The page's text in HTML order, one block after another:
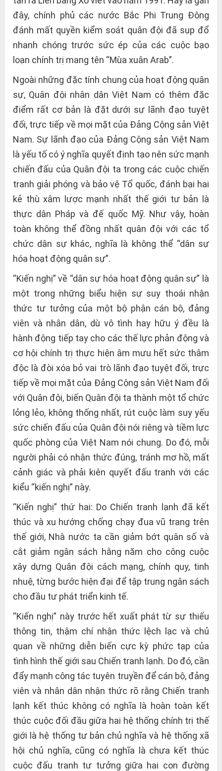
đây, chính phủ các nước Bắc Phi Trung Đông
đánh mất quyền kiểm soát quân đội đã sụp đổ
nhanh chóng trước sức ép của các cuộc bạo
loạn chính trị mang tên “Mùa xuân Arab”.
Ngoài những đặc tính chung của hoạt động quân
sự, Quân đội nhân dân Việt Nam có thêm đặc
điểm rất cơ bản là đặt dưới sự lãnh đạo tuyệt
đối, trực tiếp về mọi mặt của Đảng Cộng sản Việt
Nam. Sự lãnh đạo của Đảng Cộng sản Việt Nam
là yếu tố có ý nghĩa quyết định tạo nên sức mạnh
chiến đấu của Quân đội ta trong các cuộc chiến
tranh giải phóng và bảo vệ Tổ quốc, đánh bại hai
kẻ thù xâm lược mạnh nhất thế giới tư bản là
thực dân Pháp và đế quốc Mỹ. Như vậy, hoàn
toàn không thể đồng nhất quân đội với các tổ
chức dân sự khác, nghĩa là không thể “dân sự
hóa hoạt động quân sự”.
“Kiến nghị” về “dân sự hóa hoạt động quân sự” là
một trong những biểu hiện sự suy thoái nhận
thức tư tưởng của một bộ phận cán bộ, đảng
viên và nhân dân, dù vô tình hay hữu ý đều là
hành động tiếp tay cho các thế lực phản động và
cơ hội chính trị thực hiện âm mưu hết sức thâm
độc là đòi xóa bỏ vai trò lãnh đạo tuyệt đối, trực
tiếp về mọi mặt của Đảng Cộng sản Việt Nam đối
với Quân đội, biến Quân đội ta thành một tổ chức
lỏng lẻo, không thống nhất, rút cuộc làm suy yếu
sức chiến đấu của Quân đội nói riêng và tiềm lực
quốc phòng của Việt Nam nói chung. Do đó, mỗi
người phải có nhận thức đúng, tránh mơ hồ, mất
cảnh giác và phải kiên quyết đấu tranh với các
kiểu “kiến nghị” này.
“Kiến nghị” thứ hai: Do Chiến tranh lạnh đã kết
thúc và xu hướng chống chạy đua vũ trang trên
thế giới, Nhà nước ta cần giảm bớt quân số và
cắt giảm ngân sách hằng năm cho công cuộc
xây dựng Quân đội cách mạng, chính quy, tinh
nhuệ, từng bước hiện đại để tập trung ngân sách
cho đầu tư phát triển kinh tế.
“Kiến nghị” này trước hết xuất phát từ sự thiếu
thông tin, thậm chí nhận thức lệch lạc và chủ
quan về những diễn biến cực kỳ phức tạp của
tình hình thế giới sau Chiến tranh lạnh. Do đó, cần
đẩy mạnh công tác tuyên truyền để cán bộ, đảng
viên và nhân dân nhận thức rõ rằng Chiến tranh
lạnh kết thúc không có nghĩa là hoàn toàn kết
thúc cuộc đối đầu giữa hai hệ thống chính trị thế
giới là hệ thống tư bản chủ nghĩa và hệ thống xã
hội chủ nghĩa, cũng có nghĩa là chưa kết thúc
cuộc đấu tranh tư tưởng giữa hai con đường